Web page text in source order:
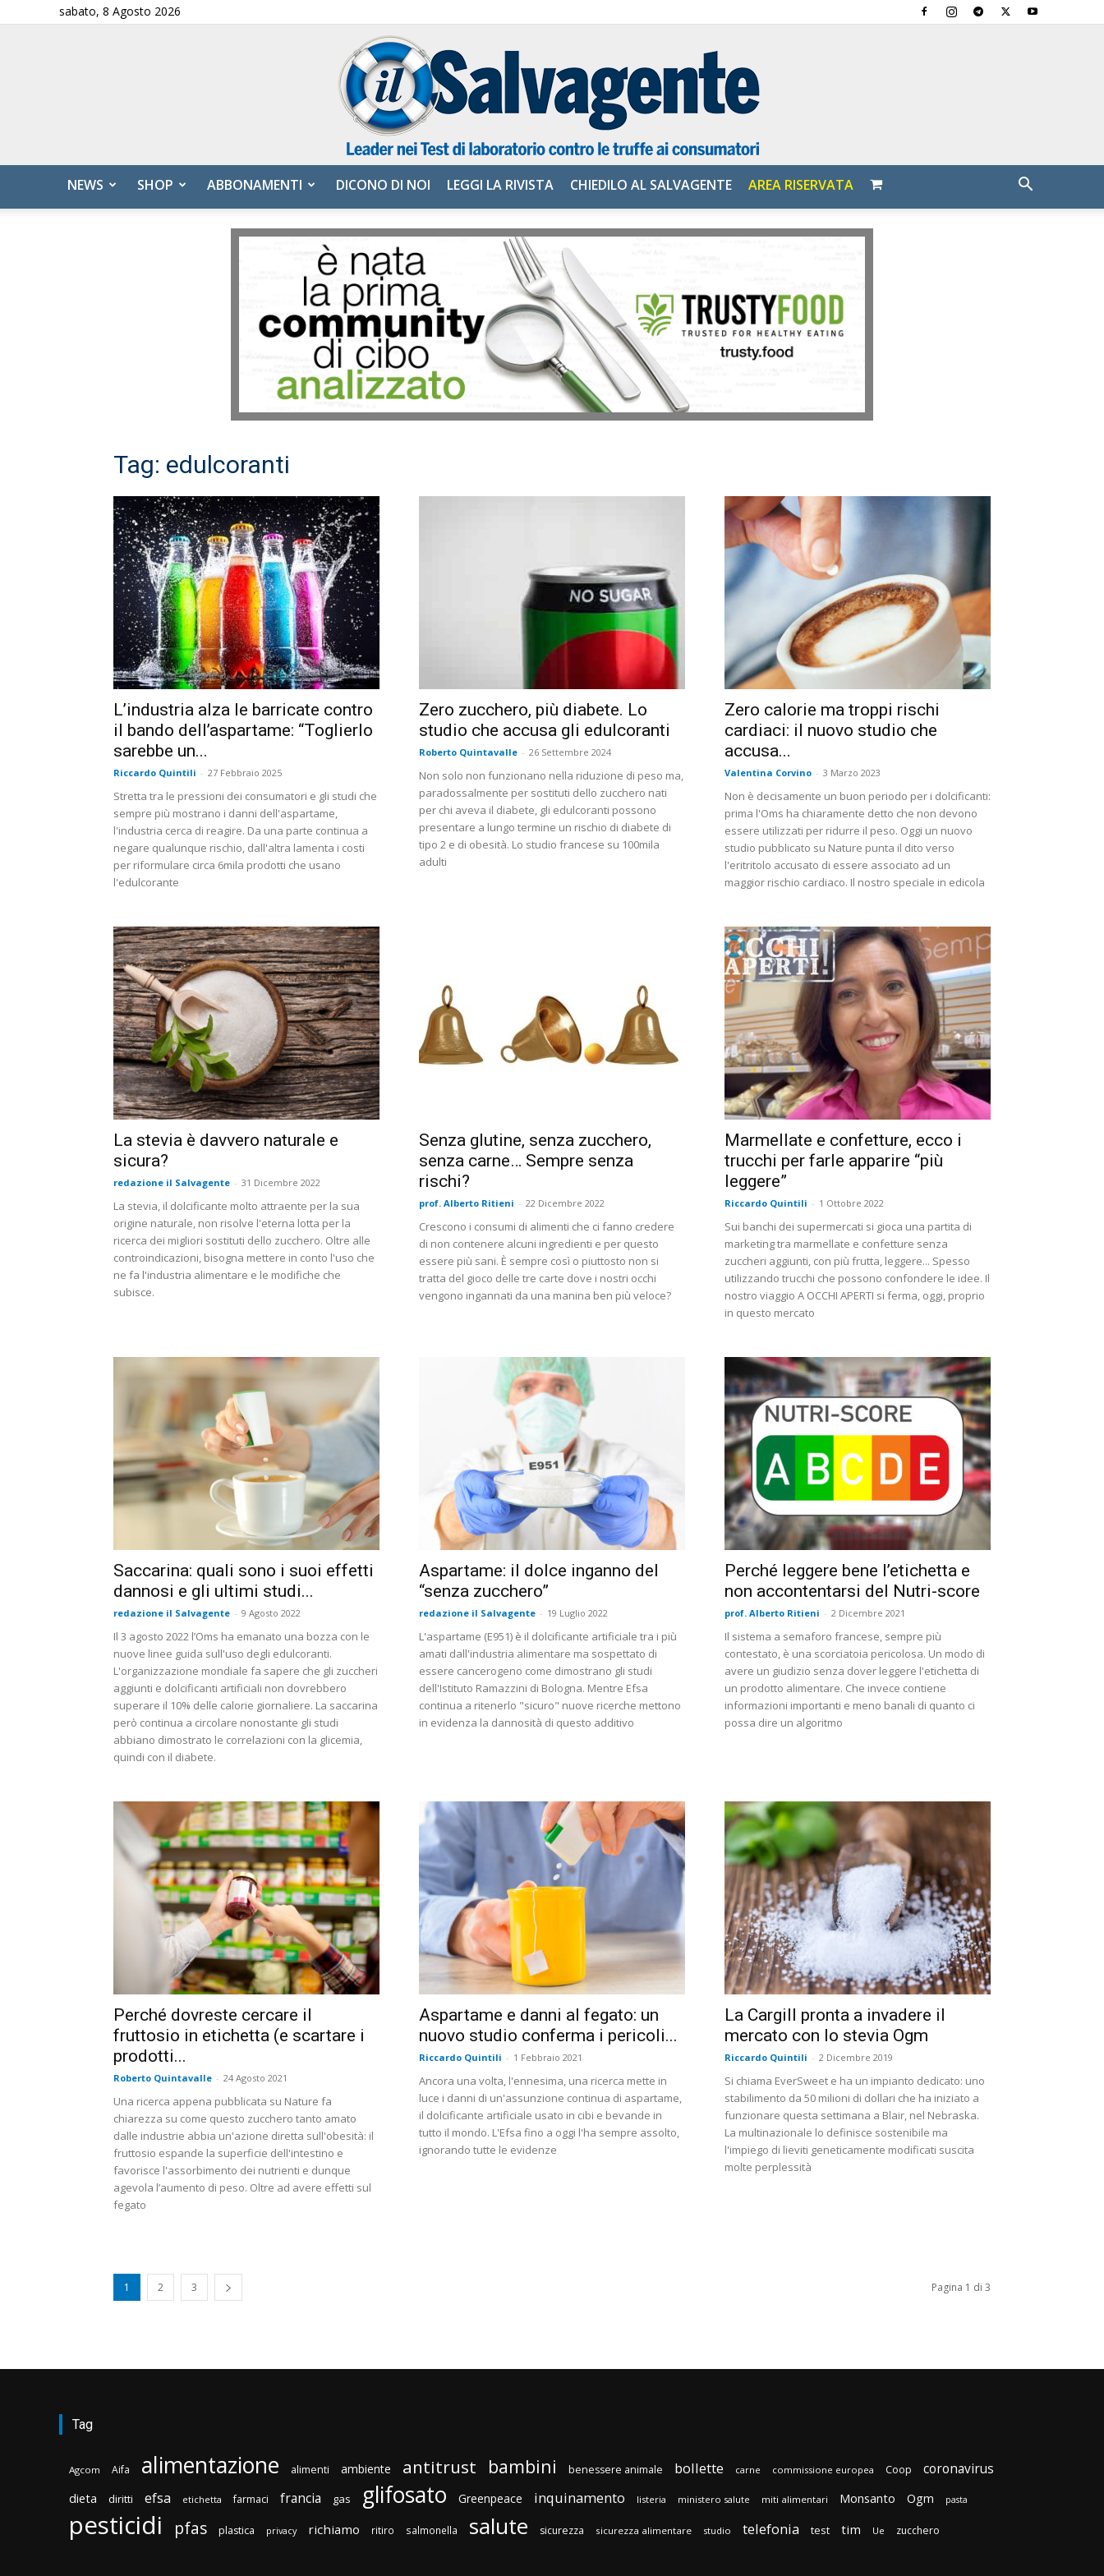
sabato, 8 Agosto 2026
Salvagente
NEWS SHOP ABBONAMENTI DICONO DI NOI LEGGI LA RIVISTA CHIEDILO AL SALVAGENTE AREA RISERVATA
Tag: edulcoranti
L’industria alza le barricate contro
il bando dell’aspartame: “Toglierlo
sarebbe un...
Riccardo Quintili - 27 Febbraio 2025
Stretta tra le pressioni dei consumatori e gli studi che
sempre più mostrano i danni dell'aspartame,
l'industria cerca di reagire. Da una parte continua a
negare qualunque rischio, dall'altra lamenta i costi
per riformulare circa 6mila prodotti che usano
l'edulcorante
Zero zucchero, più diabete. Lo
studio che accusa gli edulcoranti
Roberto Quintavalle - 26 Settembre 2024
Non solo non funzionano nella riduzione di peso ma,
paradossalmente per sostituti dello zucchero nati
per chi aveva il diabete, gli edulcoranti possono
presentare a lungo termine un rischio di diabete di
tipo 2 e di obesità. Lo studio francese su 100mila
adulti
Zero calorie ma troppi rischi
cardiaci: il nuovo studio che
accusa...
Valentina Corvino - 3 Marzo 2023
Non è decisamente un buon periodo per i dolcificanti:
prima l'Oms ha chiaramente detto che non devono
essere utilizzati per ridurre il peso. Oggi un nuovo
studio pubblicato su Nature punta il dito verso
l'eritritolo accusato di essere associato ad un
maggior rischio cardiaco. Il nostro speciale in edicola
La stevia è davvero naturale e
sicura?
redazione il Salvagente - 31 Dicembre 2022
La stevia, il dolcificante molto attraente per la sua
origine naturale, non risolve l'eterna lotta per la
ricerca dei migliori sostituti dello zucchero. Oltre alle
controindicazioni, bisogna mettere in conto l'uso che
ne fa l'industria alimentare e le modifiche che
subisce.
Senza glutine, senza zucchero,
senza carne… Sempre senza
rischi?
prof. Alberto Ritieni - 22 Dicembre 2022
Crescono i consumi di alimenti che ci fanno credere
di non contenere alcuni ingredienti e per questo
essere più sani. È sempre così o piuttosto non si
tratta del gioco delle tre carte dove i nostri occhi
vengono ingannati da una manina ben più veloce?
Marmellate e confetture, ecco i
trucchi per farle apparire “più
leggere”
Riccardo Quintili - 1 Ottobre 2022
Sui banchi dei supermercati si gioca una partita di
marketing tra marmellate e confetture senza
zuccheri aggiunti, con più frutta, leggere... Spesso
utilizzando trucchi che possono confondere le idee. Il
nostro viaggio A OCCHI APERTI si ferma, oggi, proprio
in questo mercato
Saccarina: quali sono i suoi effetti
dannosi e gli ultimi studi...
redazione il Salvagente - 9 Agosto 2022
Il 3 agosto 2022 l’Oms ha emanato una bozza con le
nuove linee guida sull'uso degli edulcoranti.
L'organizzazione mondiale fa sapere che gli zuccheri
aggiunti e dolcificanti artificiali non dovrebbero
superare il 10% delle calorie giornaliere. La saccarina
però continua a circolare nonostante gli studi
abbiano dimostrato le correlazioni con la glicemia,
quindi con il diabete.
Aspartame: il dolce inganno del
“senza zucchero”
redazione il Salvagente - 19 Luglio 2022
L'aspartame (E951) è il dolcificante artificiale tra i più
amati dall'industria alimentare ma sospettato di
essere cancerogeno come dimostrano gli studi
dell'Istituto Ramazzini di Bologna. Mentre Efsa
continua a ritenerlo "sicuro" nuove ricerche mettono
in evidenza la dannosità di questo additivo
Perché leggere bene l’etichetta e
non accontentarsi del Nutri-score
prof. Alberto Ritieni - 2 Dicembre 2021
Il sistema a semaforo francese, sempre più
contestato, è una scorciatoia pericolosa. Un modo di
avere un giudizio senza dover leggere l'etichetta di
un prodotto alimentare. Che invece contiene
informazioni importanti e meno banali di quanto ci
possa dire un algoritmo
Perché dovreste cercare il
fruttosio in etichetta (e scartare i
prodotti...
Roberto Quintavalle - 24 Agosto 2021
Una ricerca appena pubblicata su Nature fa
chiarezza su come questo zucchero tanto amato
dalle industrie abbia un'azione diretta sull'obesità: il
fruttosio espande la superficie dell'intestino e
favorisce l'assorbimento dei nutrienti e dunque
agevola l’aumento di peso. Oltre ad avere effetti sul
fegato
Aspartame e danni al fegato: un
nuovo studio conferma i pericoli...
Riccardo Quintili - 1 Febbraio 2021
Ancora una volta, l'ennesima, una ricerca mette in
luce i danni di un'assunzione continua di aspartame,
il dolcificante artificiale usato in cibi e bevande in
tutto il mondo. L'Efsa fino a oggi l'ha sempre assolto,
ignorando tutte le evidenze
La Cargill pronta a invadere il
mercato con lo stevia Ogm
Riccardo Quintili - 2 Dicembre 2019
Si chiama EverSweet e ha un impianto dedicato: uno
stabilimento da 50 milioni di dollari che ha iniziato a
funzionare questa settimana a Blair, nel Nebraska.
La multinazionale lo definisce sostenibile ma
l'impiego di lieviti geneticamente modificati suscita
molte perplessità
1 2 3 Pagina 1 di 3
Tag
Agcom Aifa alimentazione alimenti ambiente antitrust bambini benessere animale bollette carne commissione europea Coop coronavirus
dieta diritti efsa etichetta farmaci francia gas glifosato Greenpeace inquinamento listeria ministero salute miti alimentari Monsanto Ogm pasta
pesticidi pfas plastica privacy richiamo ritiro salmonella salute sicurezza sicurezza alimentare studio telefonia test tim Ue zucchero